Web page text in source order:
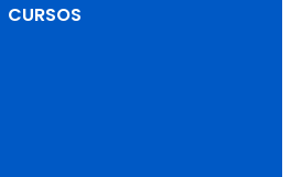
CURSOS